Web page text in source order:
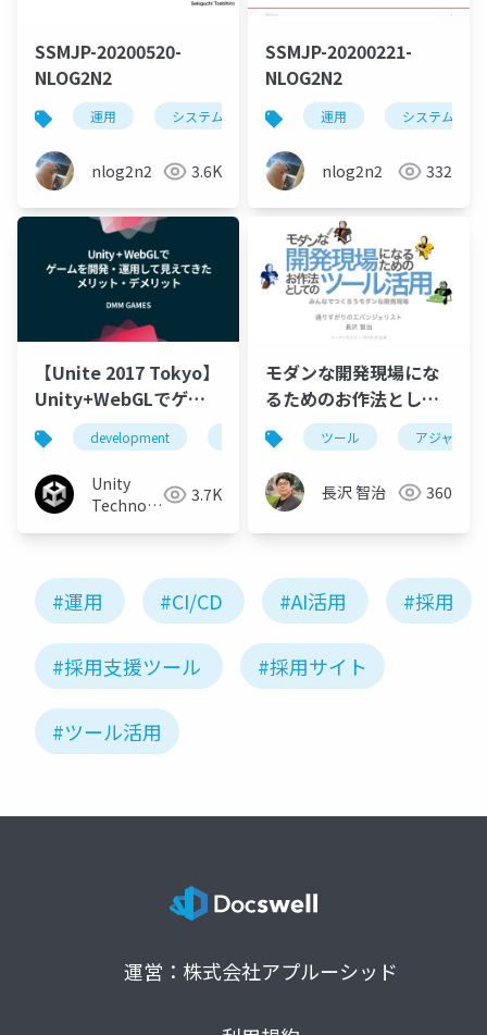
SSMJP-20200520-
NLOG2N2
運用 システム運用 手順書
nlog2n2 3.6K
SSMJP-20200221-
NLOG2N2
運用 システム運用
nlog2n2 332
【Unite 2017 Tokyo】
Unity+WebGLでゲー
ムを開発・運用して見
えてきたメリット・デ
メリット
development investment unity
Unity
Technologies 3.7K
モダンな開発現場にな
るためのお作法として
のツール活用
ツール アジャイル
長沢 智治 360
#運用 #CI/CD #AI活用 #採用
#採用支援ツール #採用サイト
#ツール活用
運営：株式会社アプルーシッド